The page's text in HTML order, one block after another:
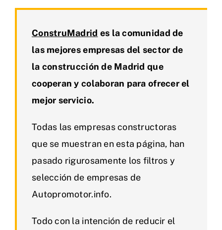
ConstruMadrid es la comunidad de
las mejores empresas del sector de
la construcción de Madrid que
cooperan y colaboran para ofrecer el
mejor servicio.
Todas las empresas constructoras
que se muestran en esta página, han
pasado rigurosamente los filtros y
selección de empresas de
Autopromotor.info.
Todo con la intención de reducir el